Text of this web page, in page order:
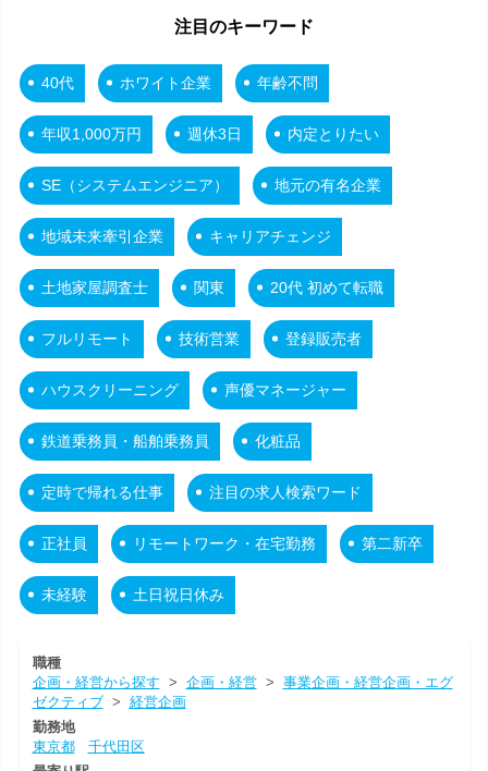
注目のキーワード
40代 ホワイト企業 年齢不問
年収1,000万円 週休3日 内定とりたい
SE（システムエンジニア） 地元の有名企業
地域未来牽引企業 キャリアチェンジ
土地家屋調査士 関東 20代 初めて転職
フルリモート 技術営業 登録販売者
ハウスクリーニング 声優マネージャー
鉄道乗務員・船舶乗務員 化粧品
定時で帰れる仕事 注目の求人検索ワード
正社員 リモートワーク・在宅勤務 第二新卒
未経験 土日祝日休み
職種
企画・経営から探す > 企画・経営> 事業企画・経営企画・エグ
ゼクティブ> 経営企画
勤務地
東京都
千代田区